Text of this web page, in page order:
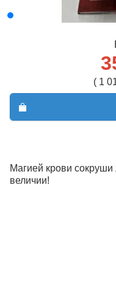
( 1
Магией крови
величии!